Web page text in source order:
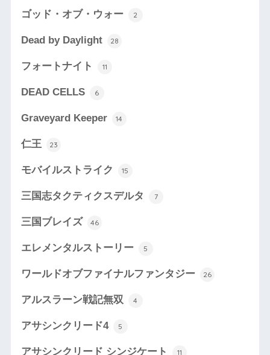
ゴッド・オブ・ウォー 2
Dead by Daylight 28
フォートナイト 11
DEAD CELLS 6
Graveyard Keeper 14
仁王 23
モバイルストライク 15
三国志タクティクスデルタ 7
三国ブレイズ 46
エレメンタルストーリー 5
ワールドオブファイナルファンタジー 26
アルスラーン戦記無双 4
アサシンクリード4 5
アサシンクリード シンジケート 11